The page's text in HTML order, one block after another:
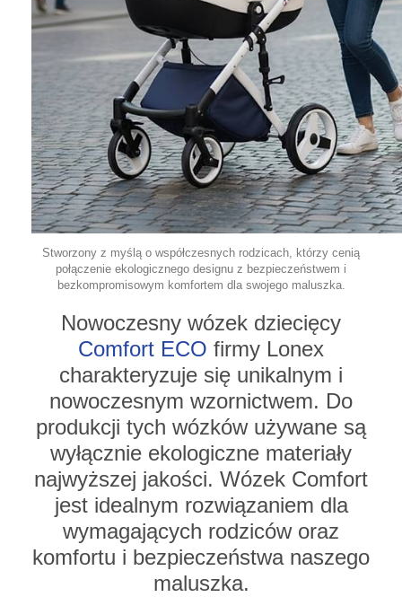
Stworzony z myślą o współczesnych rodzicach, którzy cenią
połączenie ekologicznego designu z bezpieczeństwem i
bezkompromisowym komfortem dla swojego maluszka.
Nowoczesny wózek dziecięcy
Comfort ECO firmy Lonex
charakteryzuje się unikalnym i
nowoczesnym wzornictwem. Do
produkcji tych wózków używane są
wyłącznie ekologiczne materiały
najwyższej jakości. Wózek Comfort
jest idealnym rozwiązaniem dla
wymagających rodziców oraz
komfortu i bezpieczeństwa naszego
maluszka.